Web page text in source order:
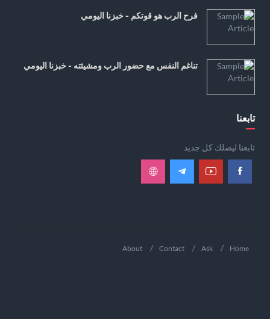
فرح الرب هو قوتكم - خبزنا اليومي
تناغم النفس مع حضور الرب ومشيئته - خبزنا اليومي
تابعنا
تابعنا ليصلك كل جديد
Home
Ask
Contact
About